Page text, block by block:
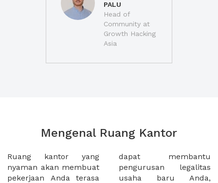
PALU
Head of
Community at
Growth Hacking
Asia
Mengenal Ruang Kantor
Ruang kantor yang
nyaman akan membuat
pekerjaan Anda terasa
dapat membantu
pengurusan legalitas
usaha baru Anda,